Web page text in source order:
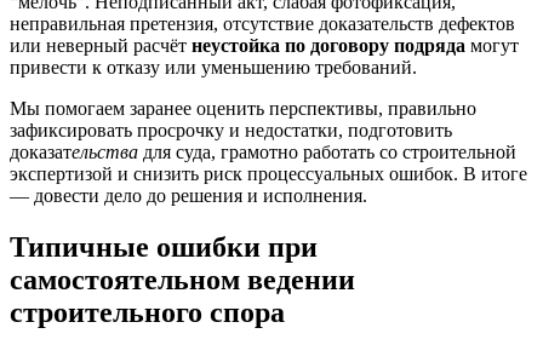
неправильная претензия, отсутствие доказательств дефектов
или неверный расчёт неустойка по договору подряда могут
привести к отказу или уменьшению требований.
Мы помогаем заранее оценить перспективы, правильно
зафиксировать просрочку и недостатки, подготовить
доказательства для суда, грамотно работать со строительной
экспертизой и снизить риск процессуальных ошибок. В итоге
— довести дело до решения и исполнения.
Типичные ошибки при
самостоятельном ведении
строительного спора